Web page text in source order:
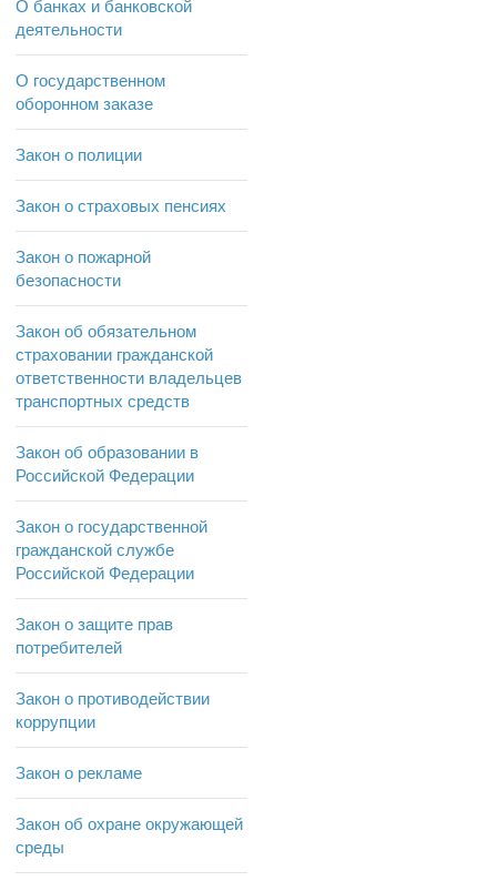
О банках и банковской
деятельности
О государственном
оборонном заказе
Закон о полиции
Закон о страховых пенсиях
Закон о пожарной
безопасности
Закон об обязательном
страховании гражданской
ответственности владельцев
транспортных средств
Закон об образовании в
Российской Федерации
Закон о государственной
гражданской службе
Российской Федерации
Закон о защите прав
потребителей
Закон о противодействии
коррупции
Закон о рекламе
Закон об охране окружающей
среды